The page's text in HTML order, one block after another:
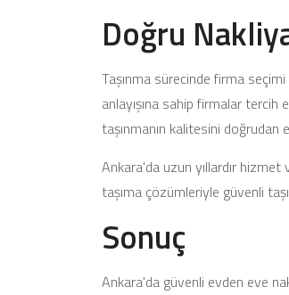
Doğru
Taşınma sürecinde firma
anlayışına sahip firmalar
taşınmanın kalitesini doğrudan
Ankara'da uzun yıllardır hizmet
taşıma çözümleriyle güvenli
Sonuç
Ankara'da güvenli evden eve